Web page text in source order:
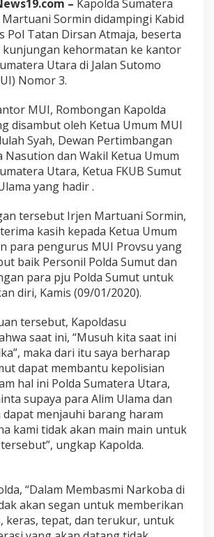
m
u
t
a
a
t
u
j
u
n
g
i
K
n
t
o
r
M
U
I
r
o
v
i
n
s
i
S
u
m
a
a
U
t
a
– Kapolda Sumatera
Sormin didampingi Kabid
Pol Tatan Dirsan Atmaja, beserta
kunjungan kehormatan ke kantor
Utara di Jalan Sutomo
Nomor 3.
MUI, Rombongan Kapolda
disambut oleh Ketua Umum MUI
Syah, Dewan Pertimbangan
Nasution dan Wakil Ketua Umum
Utara, Ketua FKUB Sumut
yang hadir .
tersebut Irjen Martuani Sormin,
kasih kepada Ketua Umum
para pengurus MUI Provsu yang
baik Personil Polda Sumut dan
para pju Polda Sumut untuk
diri, Kamis (09/01/2020).
tersebut, Kapoldasu
saat ini, “Musuh kita saat ini
maka dari itu saya berharap
dapat membantu kepolisian
hal ini Polda Sumatera Utara,
supaya para Alim Ulama dan
menjauhi barang haram
kami tidak akan main main untuk
ungkap Kapolda.
“Dalam Membasmi Narkoba di
akan segan untuk memberikan
keras, tepat, dan terukur, untuk